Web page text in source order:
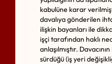
kabulüne karar
davalıya gönderilen
ilişkin bayanları ile
işçi tarafından haklı
anlaşılmıştır.
sürdüğü (iş yeri